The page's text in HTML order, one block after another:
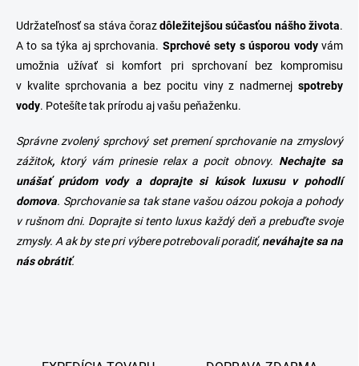
Udržateľnosť sa stáva čorazdôležitejšou súčasťou nášho života.
A to sa týka aj sprchovania. Sprchové sety s úsporou vodyvám
umožnia užívať si komfort pri sprchovaní bez kompromisu
v kvalite sprchovania a bez pocitu viny z nadmernej spotreby
vody. Potešíte tak prírodu aj vašu peňaženku.
Správne zvolený sprchový set premení sprchovanie na zmyslový
zážitok, ktorý vám prinesie relax a pocit obnovy. Nechajte sa
unášať prúdom vody a doprajte si kúsok luxusu v pohodlí
domova. Sprchovanie sa tak stane vašou oázou pokoja a pohody
v rušnom dni. Doprajte si tento luxus každý deň a prebuďte svoje
zmysly. A ak by ste pri výbere potrebovali poradiť, neváhajte sa na
nás obrátiť.